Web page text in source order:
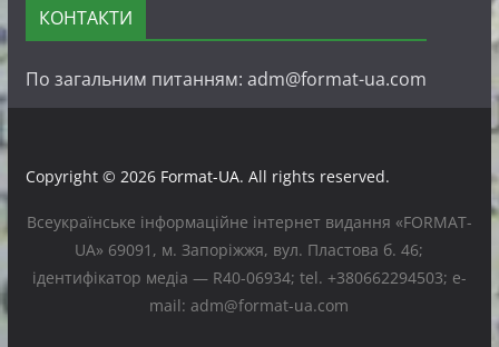
КОНТАКТИ
По загальним питанням: adm@format-ua.com
Copyright © 2026 Format-UA. All rights reserved.
Всеукраїнське інформаційне інтернет видання «FORMAT-
UA» 69091, м. Запоріжжя, вул. Пластова б. 46;
ідентифікатор медіа — R40-06934; tel. +380662294503; e-
mail: adm@format-ua.com